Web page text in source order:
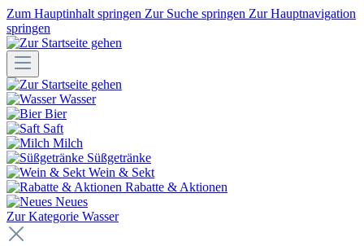
Zum Hauptinhalt springen Zur Suche springen Zur Hauptnavigation
springen
Wasser
Bier
Saft
Milch
Süßgetränke
Wein & Sekt
Rabatte & Aktionen
Neues
Zur Kategorie Wasser